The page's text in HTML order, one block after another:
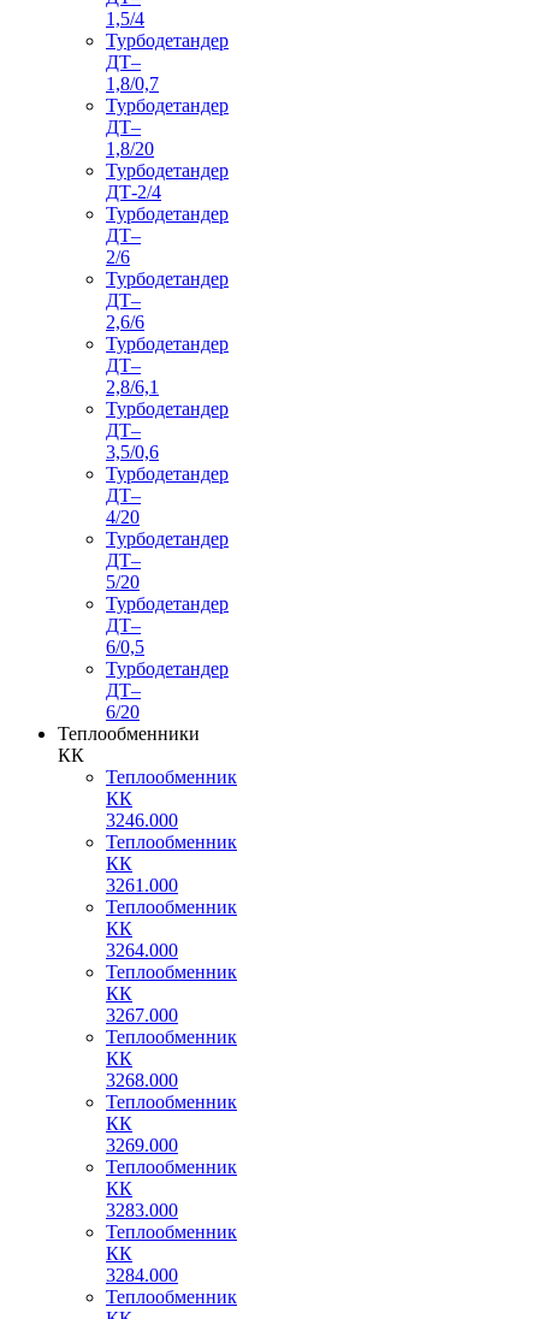
1,5/4
Турбодетандер
ДТ–
1,8/0,7
Турбодетандер
ДТ–
1,8/20
Турбодетандер
ДТ-2/4
Турбодетандер
ДТ–
2/6
Турбодетандер
ДТ–
2,6/6
Турбодетандер
ДТ–
2,8/6,1
Турбодетандер
ДТ–
3,5/0,6
Турбодетандер
ДТ–
4/20
Турбодетандер
ДТ–
5/20
Турбодетандер
ДТ–
6/0,5
Турбодетандер
ДТ–
6/20
Теплообменники
КК
Теплообменник
КК
3246.000
Теплообменник
КК
3261.000
Теплообменник
КК
3264.000
Теплообменник
КК
3267.000
Теплообменник
КК
3268.000
Теплообменник
КК
3269.000
Теплообменник
КК
3283.000
Теплообменник
КК
3284.000
Теплообменник